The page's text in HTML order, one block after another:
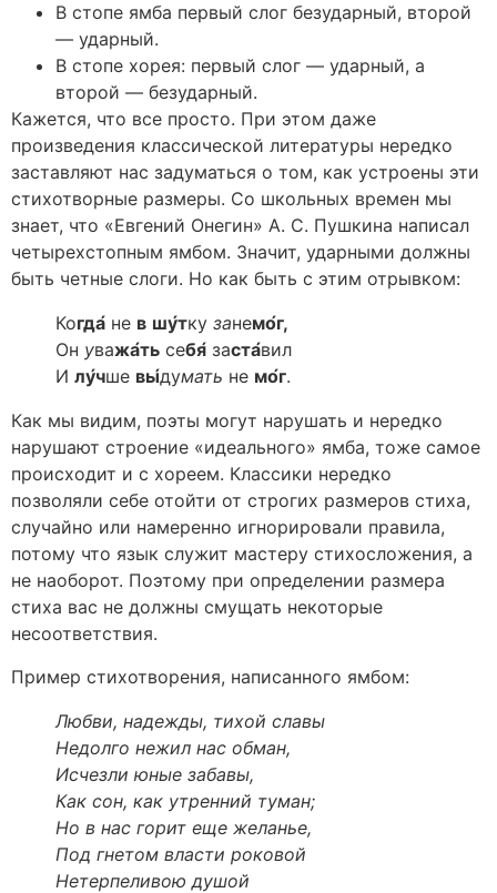
В сто­пе ямба первый слог безударный, второй
— ударный.
В стопе хорея: первый слог — ударный, а
второй — безударный.
Кажется, что все просто. При этом даже
произведения классической литературы нередко
заставляют нас задуматься о том, как устроены эти
стихотворные размеры. Со школьных времен мы
знает, что «Евгений Онегин» А. С. Пушкина написал
четырехстопным ямбом. Значит, ударными должны
быть четные слоги. Но как быть с этим отрывком:
Когда́ не в шу́тку занемо́г,
Он уважа́ть себя́ заста́вил
И лу́чше вы́думать не мо́г.
Как мы видим, поэты могут нарушать и нередко
нарушают строение «идеального» ямба, тоже самое
происходит и с хореем. Классики нередко
позволяли себе отойти от строгих размеров стиха,
случайно или намеренно игнорировали правила,
потому что язык служит мастеру стихосложения, а
не наоборот. Поэтому при определении размера
стиха вас не должны смущать некоторые
несоответствия.
Пример стихотворения, написанного ямбом:
Любви, надежды, тихой славы
Недолго нежил нас обман,
Исчезли юные забавы,
Как сон, как утренний туман;
Но в нас горит еще желанье,
Под гнетом власти роковой
Нетерпеливою душой